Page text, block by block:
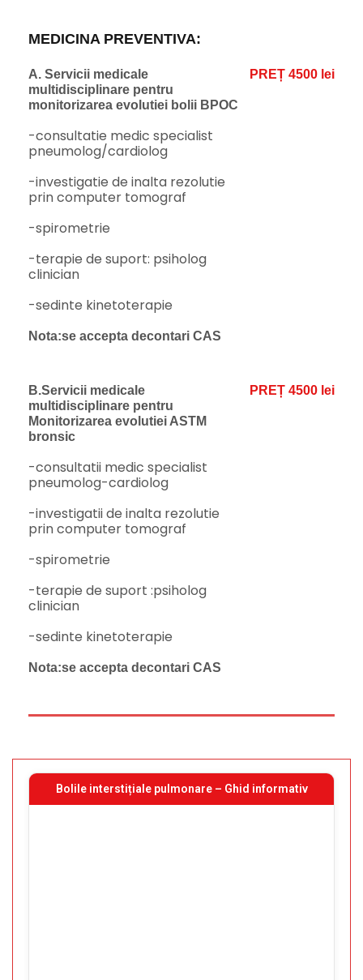
MEDICINA PREVENTIVA:
A. Servicii medicale
multidisciplinare pentru
monitorizarea evolutiei bolii BPOC
-consultatie medic specialist
pneumolog/cardiolog
-investigatie de inalta rezolutie
prin computer tomograf
-spirometrie
-terapie de suport: psiholog
clinician
-sedinte kinetoterapie
Nota:se accepta decontari CAS
PREȚ 4500 lei
B.Servicii medicale
multidisciplinare pentru
Monitorizarea evolutiei ASTM
bronsic
-consultatii medic specialist
pneumolog-cardiolog
-investigatii de inalta rezolutie
prin computer tomograf
-spirometrie
-terapie de suport :psiholog
clinician
-sedinte kinetoterapie
Nota:se accepta decontari CAS
PREȚ 4500 lei
Bolile interstițiale pulmonare – Ghid informativ